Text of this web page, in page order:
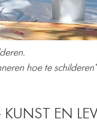
hoe te
KUNST EN